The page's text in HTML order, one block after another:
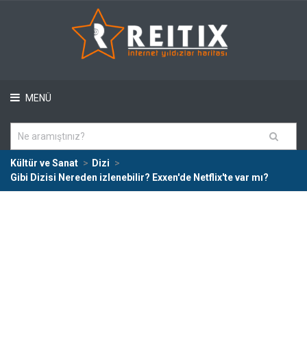
MENÜ
Kültür ve Sanat
Dizi
Gibi Dizisi Nereden izlenebilir? Exxen'de Netflix'te var mı?